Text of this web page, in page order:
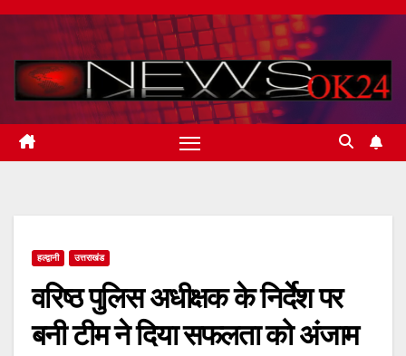
Skip
content
हल्द्वानी उत्तराखंड
वरिष्ठ पुलिस अधीक्षक के निर्देश पर
बनी टीम ने दिया सफलता को अंजाम